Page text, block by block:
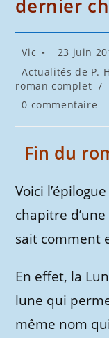
dernier
Auteur/autrice
la
publication :
Vic
Publication
publiée :
23 juin
Post
category:
Actualités de P.
roman complet /
Commentaires
la
0 commentaire
Fin du
Voici
chapitre
sait comment
En effet, la
lune qui
même nom